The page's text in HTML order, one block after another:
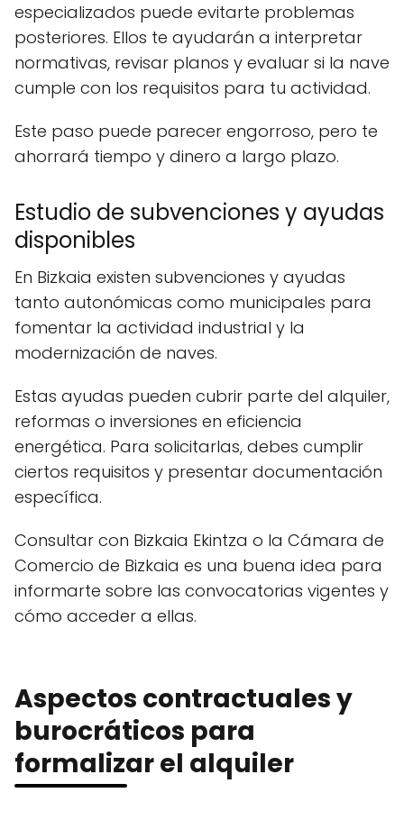
especializados puede evitarte problemas
posteriores. Ellos te ayudarán a interpretar
normativas, revisar planos y evaluar si la nave
cumple con los requisitos para tu actividad.
Este paso puede parecer engorroso, pero te
ahorrará tiempo y dinero a largo plazo.
Estudio de subvenciones y ayudas
disponibles
En Bizkaia existen subvenciones y ayudas
tanto autonómicas como municipales para
fomentar la actividad industrial y la
modernización de naves.
Estas ayudas pueden cubrir parte del alquiler,
reformas o inversiones en eficiencia
energética. Para solicitarlas, debes cumplir
ciertos requisitos y presentar documentación
específica.
Consultar con Bizkaia Ekintza o la Cámara de
Comercio de Bizkaia es una buena idea para
informarte sobre las convocatorias vigentes y
cómo acceder a ellas.
Aspectos contractuales y
burocráticos para
formalizar el alquiler